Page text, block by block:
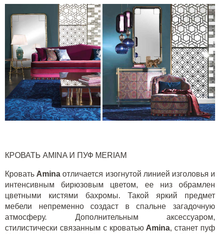
КРОВАТЬ AMINA И ПУФ MERIAM
Кровать Amina отличается изогнутой линией изголовья и
интенсивным бирюзовым цветом, ее низ обрамлен
цветными кистями бахромы. Такой яркий предмет
мебели непременно создаст в спальне загадочную
атмосферу. Дополнительным аксессуаром,
стилистически связанным с кроватью Amina, станет пуф